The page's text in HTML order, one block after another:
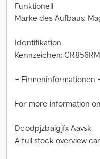
Funktionell
Marke des Aufbaus:
Identifikation
Kennzeichen: CR856RM
= Firmeninformationen
For more information
Dcodpjzbaigjfx Aavsk
A full stock overview